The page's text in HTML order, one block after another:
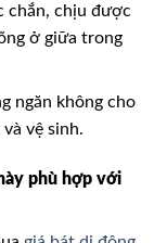
chắn, chịu được
ở giữa trong
ngăn không cho
vệ sinh.
phù hợp với